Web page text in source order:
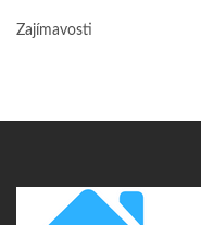
Zajímavosti